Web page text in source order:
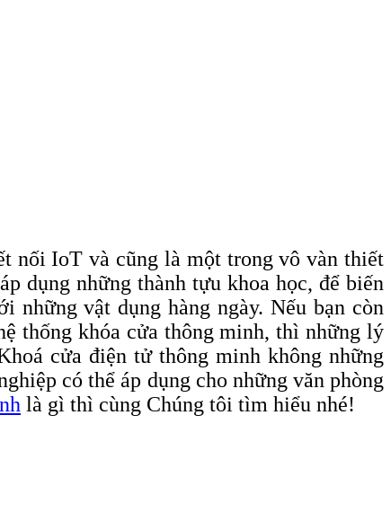
nối IoT và cũng là một trong vô vàn thiết
dụng những thành tựu khoa học, để biến
vật dụng hàng ngày. Nếu bạn còn
thống khóa cửa thông minh, thì những lý
cửa điện tử thông minh không những
có thể áp dụng cho những văn phòng
là gì thì cùng Chúng tôi tìm hiểu nhé!